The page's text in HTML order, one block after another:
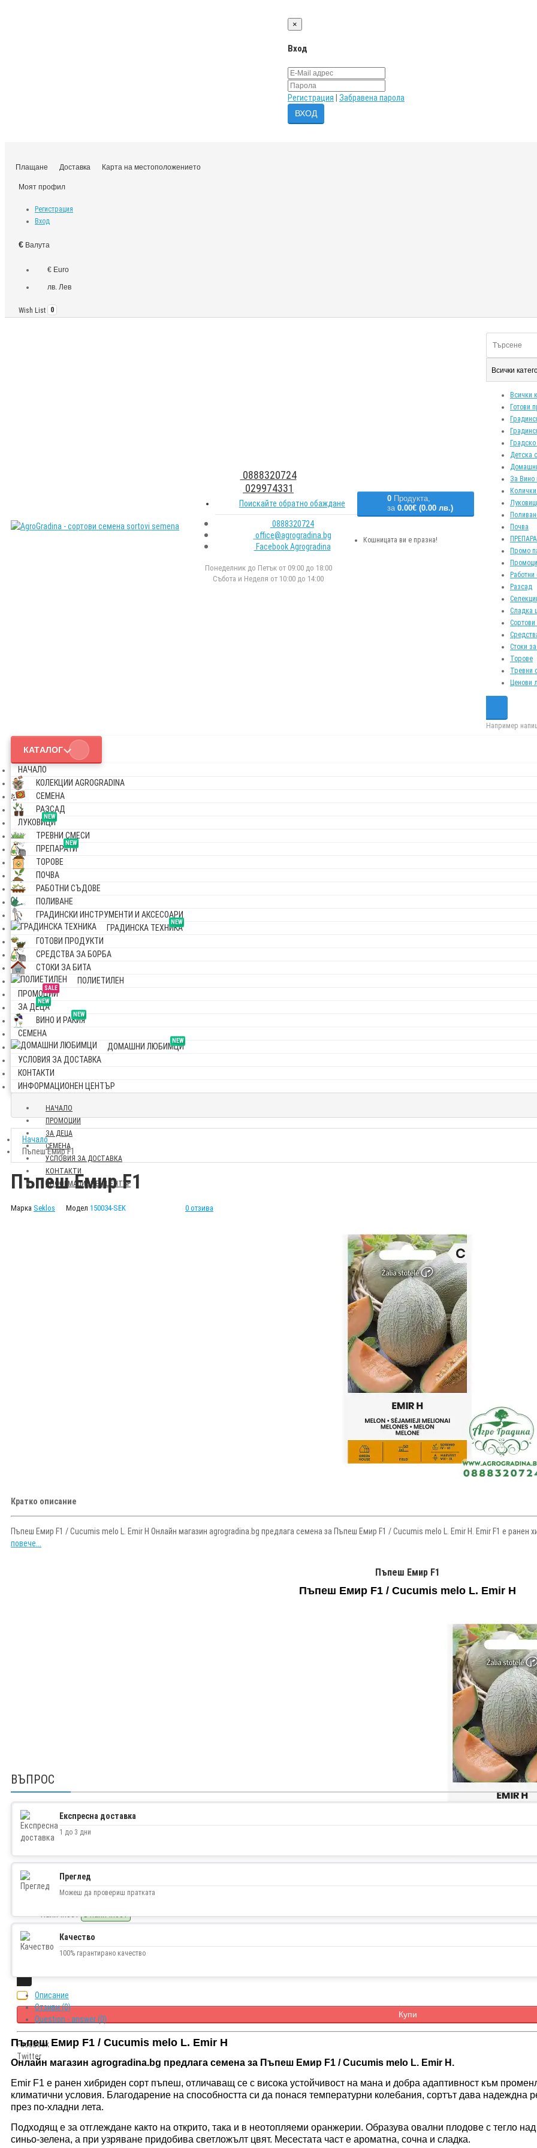
×
Вход
Регистрация Забравена парола
Плащане Доставка Карта на местоположението
Моят профил
Регистрация
Вход
€ Валута
€ Euro
лв. Лев
Wish List 0
0888320724
029974331
Поискайте обратно обаждане
0888320724
office@agrogradina.bg
Facebook Agrogradina
Понеделник до Петък от 09:00 до 18:00
Събота и Неделя от 10:00 до 14:00
0 Продукта,
за 0.00€ (0.00 лв.)
Кошницата ви е празна!
Всички
Всички
Готови
Детска
За Вино
Почва
Промо
Разсад
Сладка
Стоки
Торове
Тревни
Ценови
Например
КАТАЛОГ
НАЧАЛО
КОЛЕКЦИИ AGROGRADINA
СЕМЕНА
РАЗСАД
NEW
ЛУКОВИЦИ
ТРЕВНИ СМЕСИ
NEW
ПРЕПАРАТИ
ТОРОВЕ
ПОЧВА
РАБОТНИ СЪДОВЕ
ПОЛИВАНЕ
ГРАДИНСКИ ИНСТРУМЕНТИ И АКСЕСОАРИ
NEW
ГРАДИНСКА ТЕХНИКА
ГОТОВИ ПРОДУКТИ
СРЕДСТВА ЗА БОРБА
СТОКИ ЗА БИТА
ПОЛИЕТИЛЕН
SALE
ПРОМОЦИИ
NEW
ЗА ДЕЦА
NEW
ВИНО И РАКИЯ
СЕМЕНА
NEW
ДОМАШНИ ЛЮБИМЦИ
УСЛОВИЯ ЗА ДОСТАВКА
КОНТАКТИ
ИНФОРМАЦИОНЕН ЦЕНТЪР
НАЧАЛО
ПРОМОЦИИ
ЗА ДЕЦА
СЕМЕНА
УСЛОВИЯ ЗА ДОСТАВКА
КОНТАКТИ
ИНФОРМАЦИОНЕН ЦЕНТЪР
Начало
Пъпеш Емир F1
Пъпеш Емир F1
Марка Seklos Модел 150034-SEK 0 отзива
Кратко описание
Пъпеш Емир F1 / Cucumis melo L. Emir H Онлайн магазин agrogradina.bg предлага семена за Пъпеш Емир F1 / Cucumis melo L. Emir H. Emir F1 е ранен
повече...
Пъпеш Емир F1
Пъпеш Емир F1 / Cucumis melo L. Emir H
1.70€ (3.32 лв.)
Наличност В наличност
Купи
Facebook
Twitter
ВЪПРОС
Експресна доставка
1 до 3 дни
Преглед
Можеш да провериш пратката
Качество
100% гарантирано качество
Описание
Отзиви (0)
Question - answer (0)
Пъпеш Емир F1 / Cucumis melo L. Emir H
Онлайн магазин agrogradina.bg предлага семена за Пъпеш Емир F1 /Cucumis melo L. Emir H .
Emir F1 е ранен хибриден сорт пъпеш, отличаващ се с висока устойчивост на мана и добра адаптивност към
климатични условия. Благодарение на способността си да понася температурни колебания, сортът дава надеждна
през по-хладни лета.
Подходящ е за отглеждане както на открито, така и в неотопляеми оранжерии. Образува овални плодове с тегло над
синьо-зелена, а при узряване придобива светложълт цвят. Месестата част е ароматна, сочна и сладка.